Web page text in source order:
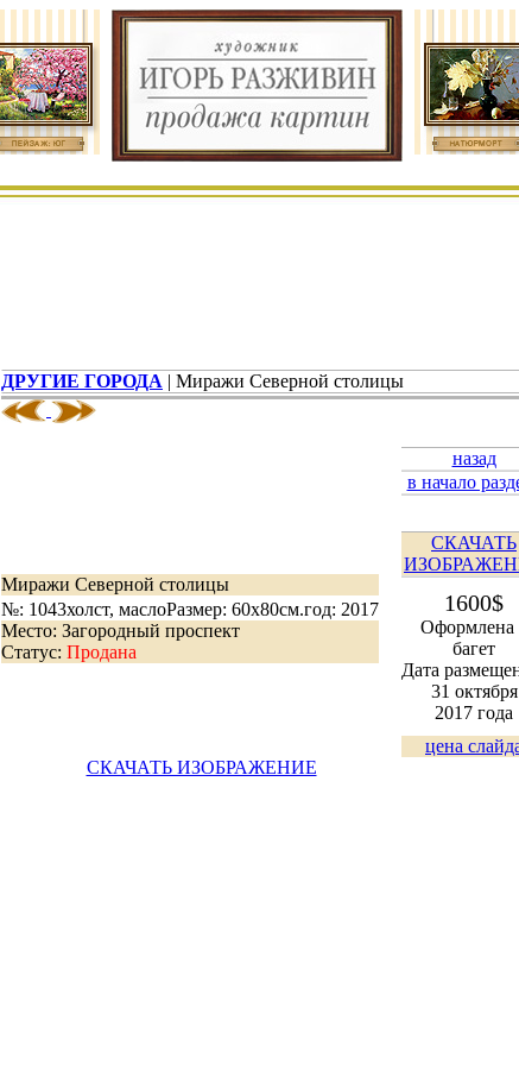
ДРУГИЕ ГОРОДА | Миражи Северной столицы
Миражи Северной столицы
№: 1043холст, маслоРазмер: 60х80см.год: 2017
Место: Загородный проспект
Статус: Продана
назад
в начало
СКАЧАТЬ
1600$
Оформлена
багет
Дата
31 октября
2017 года
цена
СКАЧАТЬ ИЗОБРАЖЕНИЕ